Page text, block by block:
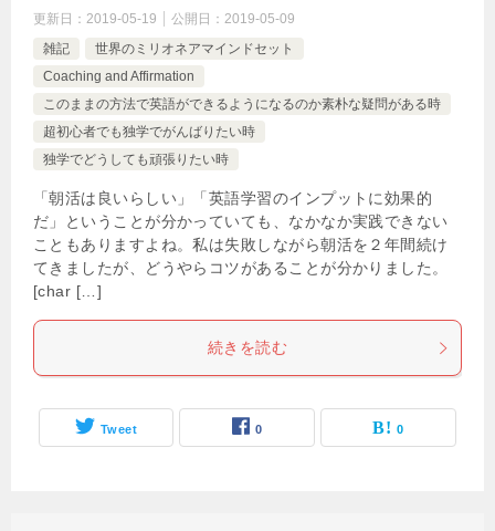
更新日： 2019-05-19 公開日： 2019-05-09
雑記
世界のミリオネアマインドセット
Coaching and Affirmation
このままの方法で英語ができるようになるのか素朴な疑問がある時
超初心者でも独学でがんばりたい時
独学でどうしても頑張りたい時
「朝活は良いらしい」「英語学習のインプットに効果的
だ」ということが分かっていても、なかなか実践できない
こともありますよね。私は失敗しながら朝活を２年間続け
てきましたが、どうやらコツがあることが分かりました。
[char […]
続きを読む
Tweet 0 0